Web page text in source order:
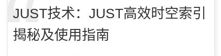
JUST技术：JUST高效时空索引
揭秘及使用指南